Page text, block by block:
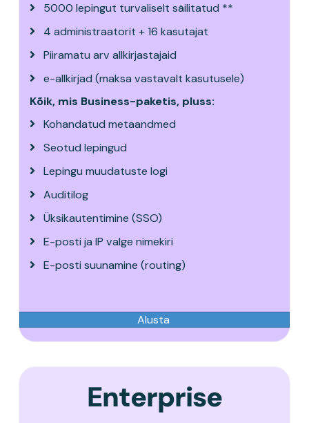
5000 lepingut turvaliselt säilitatud **
4 administraatorit + 16 kasutajat
Piiramatu arv allkirjastajaid
e-allkirjad (maksa vastavalt kasutusele)
Kõik, mis Business-paketis, pluss:
Kohandatud metaandmed
Seotud lepingud
Lepingu muudatuste logi
Auditilog
Üksikautentimine (SSO)
E-posti ja IP valge nimekiri
E-posti suunamine (routing)
Alusta
Enterprise